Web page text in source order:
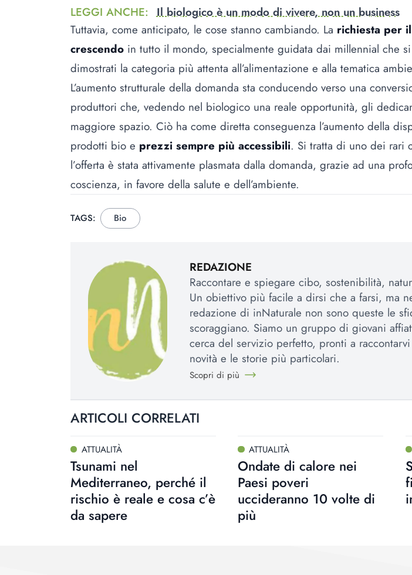
LEGGI ANCHE: Il biologico è un modo di vivere, non un business
Tuttavia, come anticipato, le cose stanno cambiando. La richiesta per
crescendo in tutto il mondo, specialmente guidata dai millennial che
dimostrati la categoria più attenta all’alimentazione e alla tematica
L’aumento strutturale della domanda sta conducendo verso una
produttori che, vedendo nel biologico una reale opportunità, gli
maggiore spazio. Ciò ha come diretta conseguenza l’aumento della
prodotti bio e prezzi sempre più accessibili. Si tratta di uno dei rari
l’offerta è stata attivamente plasmata dalla domanda, grazie ad una
coscienza, in favore della salute e dell’ambiente.
TAGS: Bio
REDAZIONE
Raccontare e spiegare cibo, sostenibilità,
Un obiettivo più facile a dirsi che a farsi, ma
redazione di inNaturale non sono queste le
scoraggiano. Siamo un gruppo di giovani
cerca del servizio perfetto, pronti a
novità e le storie più particolari.
Scopri di più
ARTICOLI CORRELATI
ATTUALITÀ
Tsunami nel
Mediterraneo, perché il
rischio è reale e cosa c’è
da sapere
ATTUALITÀ
Ondate di calore nei
Paesi poveri
uccideranno 10 volte di
più